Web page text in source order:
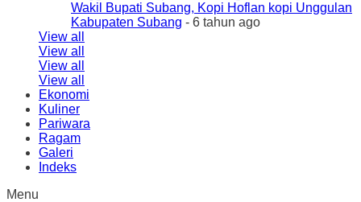
Wakil Bupati Subang, Kopi Hoflan kopi Unggulan
Kabupaten Subang - 6 tahun ago
View all
View all
View all
View all
Ekonomi
Kuliner
Pariwara
Ragam
Galeri
Indeks
Menu